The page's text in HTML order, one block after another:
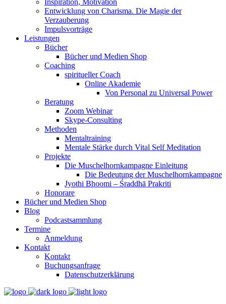
Inspiration, Motivation
Entwicklung von Charisma. Die Magie der
Verzauberung
Impulsvorträge
Leistungen
Bücher
Bücher und Medien Shop
Coaching
spiritueller Coach
Online Akademie
Von Personal zu Universal Power
Beratung
Zoom Webinar
Skype-Consulting
Methoden
Mentaltraining
Mentale Stärke durch Vital Self Meditation
Projekte
Die Muschelhornkampagne Einleitung
Die Bedeutung der Muschelhornkampagne
Jyothi Bhoomi – Śraddhā Prakriti
Honorare
Bücher und Medien Shop
Blog
Podcastsammlung
Termine
Anmeldung
Kontakt
Kontakt
Buchungsanfrage
Datenschutzerklärung